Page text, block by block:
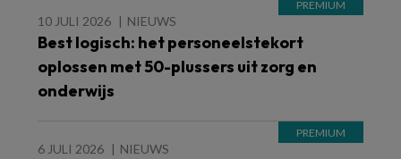
10 JULI 2026 NIEUWS
Best logisch: het personeelstekort
oplossen met 50-plussers uit zorg en
onderwijs
6 JULI 2026 NIEUWS